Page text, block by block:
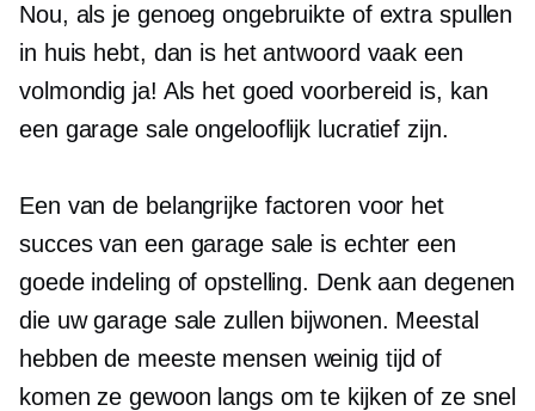
Nou, als je genoeg ongebruikte of extra spullen
in huis hebt, dan is het antwoord vaak een
volmondig ja! Als het goed voorbereid is, kan
een garage sale ongelooflijk lucratief zijn.
Een van de belangrijke factoren voor het
succes van een garage sale is echter een
goede indeling of opstelling. Denk aan degenen
die uw garage sale zullen bijwonen. Meestal
hebben de meeste mensen weinig tijd of
komen ze gewoon langs om te kijken of ze snel